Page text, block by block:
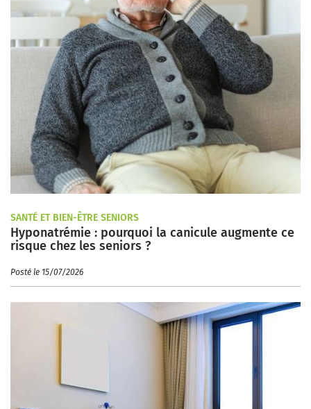
SANTÉ ET BIEN-ÊTRE SENIORS
Hyponatrémie : pourquoi la canicule augmente ce
risque chez les seniors ?
Posté le 15/07/2026